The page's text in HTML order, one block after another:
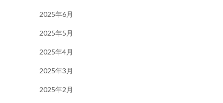
2025年6月
2025年5月
2025年4月
2025年3月
2025年2月